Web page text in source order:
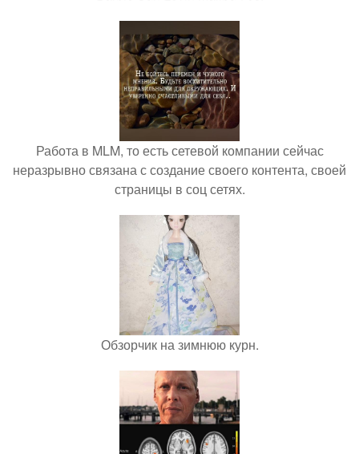
Работа в MLM, то есть сетевой компании сейчас
неразрывно связана с создание своего контента, своей
страницы в соц сетях.
Обзорчик на зимнюю курн.